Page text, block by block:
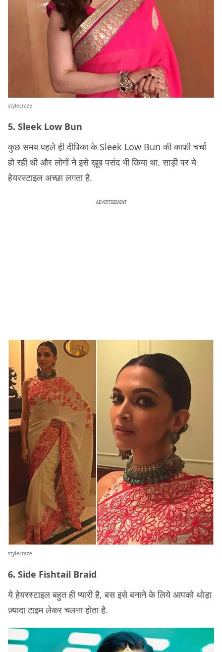
stylecraze
5. Sleek Low Bun
कुछ समय पहले ही दीपिका के Sleek Low Bun की काफ़ी चर्चा
हो रही थी और लोगों ने इसे ख़ूब पसंद भी किया था. साड़ी पर ये
हेयरस्टाइल अच्छा लगता है.
ADVERTISEMENT
stylecraze
6. Side Fishtail Braid
ये हेयरस्टाइल बहुत ही प्यारी है, बस इसे बनाने के लिये आपको थोड़ा
ज़्यादा टाइम लेकर चलना होता है.